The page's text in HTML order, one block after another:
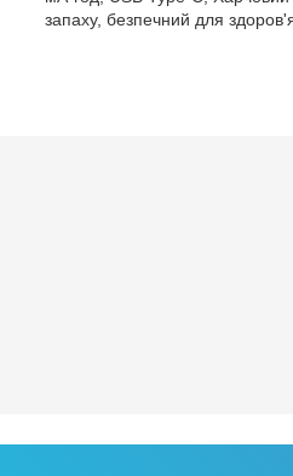
запаху, безпечний для